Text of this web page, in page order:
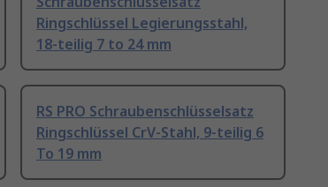
Ringschlüssel Legierungsstahl,
18-teilig 7 to 24 mm
RS PRO Schraubenschlüsselsatz
Ringschlüssel CrV-Stahl, 9-teilig 6
To 19 mm